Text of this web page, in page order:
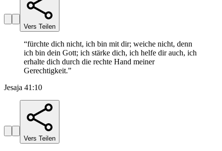
Vers Teilen
“fürchte dich nicht, ich bin mit dir; weiche nicht, denn
ich bin dein Gott; ich stärke dich, ich helfe dir auch, ich
erhalte dich durch die rechte Hand meiner
Gerechtigkeit.”
Jesaja 41:10
Vers Teilen